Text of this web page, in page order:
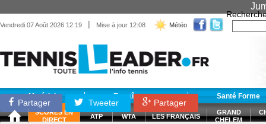
Vendredi 07 Août 2026 12:19 | Mise à jour 12:08 Météo
Matériel Entraînement Santé Forme
SCORES EN
DIRECT
ATP WTA LES FRANÇAIS
GRAND
CHELEM
Partager Tweeter Partager